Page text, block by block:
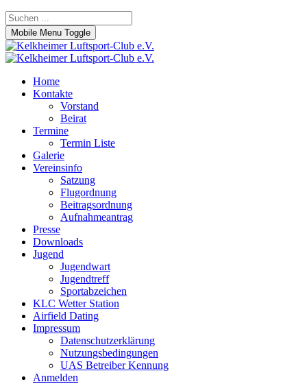
Mobile Menu Toggle
Home
Kontakte
Vorstand
Beirat
Termine
Termin Liste
Galerie
Vereinsinfo
Satzung
Flugordnung
Beitragsordnung
Aufnahmeantrag
Presse
Downloads
Jugend
Jugendwart
Jugendtreff
Sportabzeichen
KLC Wetter Station
Airfield Dating
Impressum
Datenschutzerklärung
Nutzungsbedingungen
UAS Betreiber Kennung
Anmelden